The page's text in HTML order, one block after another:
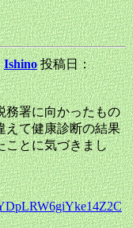
Ishino 投稿日：
務署に向かったもの
えて健康診断の結果
ことに気づきまし